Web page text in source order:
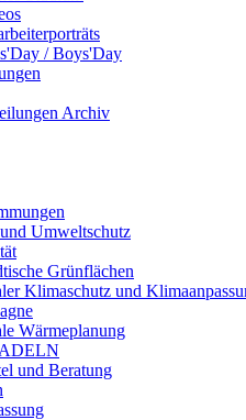
/ Boys'Day
Archiv
Umweltschutz
Grünflächen
Klimaschutz und
Wärmeplanung
und Beratung